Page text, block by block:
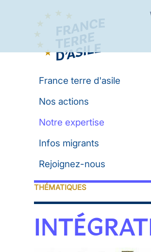
France terre d'asile
Nos actions
Notre expertise
Infos migrants
Rejoignez-nous
THÉMATIQUES